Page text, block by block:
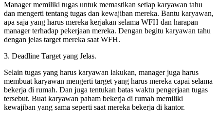
Manager memiliki tugas untuk memastikan setiap karyawan tahu
dan mengerti tentang tugas dan kewajiban mereka. Bantu karyawan,
apa saja yang harus mereka kerjakan selama WFH dan harapan
manager terhadap pekerjaan mereka. Dengan begitu karyawan tahu
dengan jelas target mereka saat WFH.
3. Deadline Target yang Jelas.
Selain tugas yang harus karyawan lakukan, manager juga harus
membuat karyawan mengerti target yang harus mereka capai selama
bekerja di rumah. Dan juga tentukan batas waktu pengerjaan tugas
tersebut. Buat karyawan paham bekerja di rumah memiliki
kewajiban yang sama seperti saat mereka bekerja di kantor.